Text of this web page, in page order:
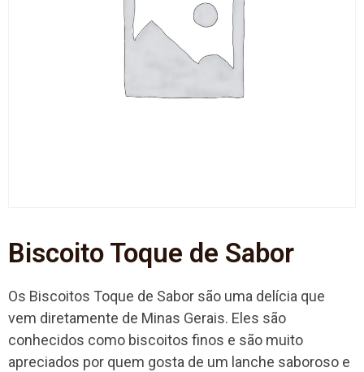
Biscoito Toque de Sabor
Os Biscoitos Toque de Sabor são uma delícia que
vem diretamente de Minas Gerais. Eles são
conhecidos como biscoitos finos e são muito
apreciados por quem gosta de um lanche saboroso e